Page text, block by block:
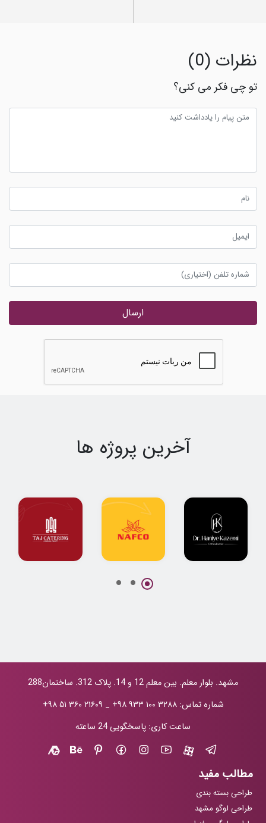
نظرات (0)
تو چی فکر می کنی؟
ارسال
آخرین پروژه ها
مشهد. بلوار معلم. بین معلم 12 و 14. پلاک 312. ساختمان288
شماره تماس:+۹۸ ۹۳۳ ۱۰۰ ۳۲۸۸ _ +۹۸ ۵۱ ۳۶۰ ۲۱۶۰۹
ساعت کاری: پاسخگویی 24 ساعته
مطالب مفید
طراحی بسته بندی
طراحی لوگو مشهد